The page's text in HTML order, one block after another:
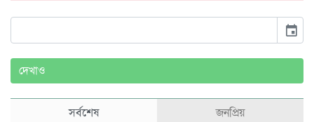
event
দেখাও
সর্বশেষ জনপ্রিয়